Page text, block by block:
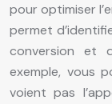
pour optimiser
permet
conversion et
exemple, vous
voient pas